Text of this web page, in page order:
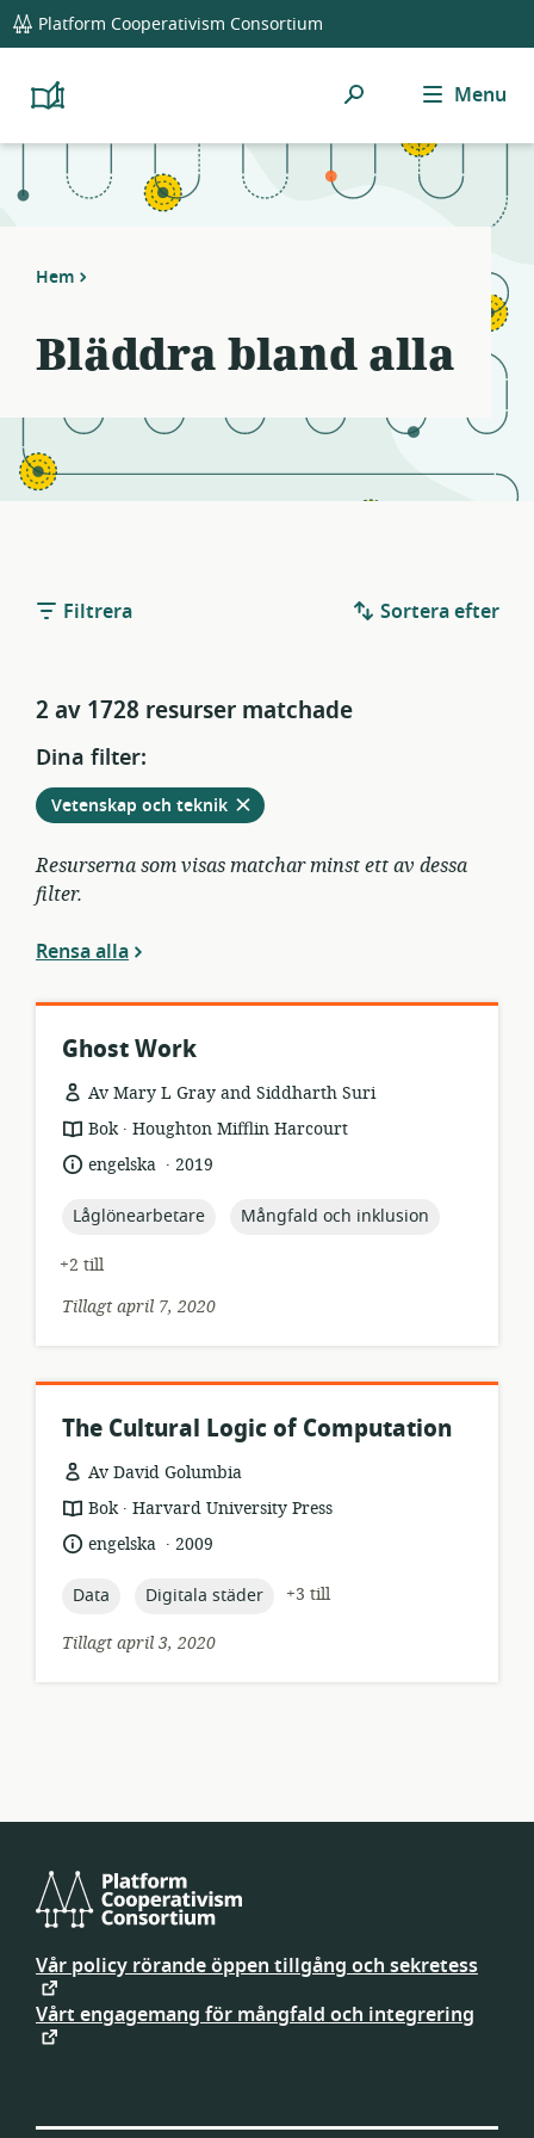
global
navigation
Platform Cooperativism Consortium
Platform
Resource
Sök Menu
Hem
Bläddra bland alla
Filtrera Sortera efter
2 av 1728 resurser matchade
Dina filter:
Ta
bort
Vetenskap och teknikfrån
aktuella
filter
Resurserna som visas matchar minst ett av dessa
filter.
Rensa alla
Ghost Work
Av Mary L Gray and Siddharth Suri
resursformat:
Bok .
utgivare:
Houghton Mifflin Harcourt
språk:engelska .
publiceringsdatum:
2019
topic:
Låglönearbetare topic:
Mångfald och inklusion
+2 till
Tillagt april 7, 2020
The Cultural Logic of Computation
Av David Golumbia
resursformat:
Bok .
utgivare:
Harvard University Press
språk:engelska .
publiceringsdatum:
2009
topic:
Data topic:
Digitala städer
+3 till
Tillagt april 3, 2020
Platform
Cooperativism
Consortium
Vår policy rörande öppen tillgång och sekretess
Vårt engagemang för mångfald och integrering
Notifications
21
filters
Resource